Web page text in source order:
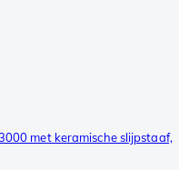
met keramische slijpstaaf,